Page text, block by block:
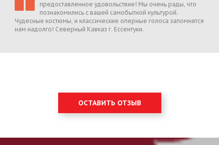
предоставленное удовольствие! Мы очень рады, что
познакомились с вашей самобытной культурой.
Чудесные костюмы, и классические оперные голоса запомнятся
нам надолго! Северный Кавказ г. Ессентуки.
ОСТАВИТЬ ОТЗЫВ